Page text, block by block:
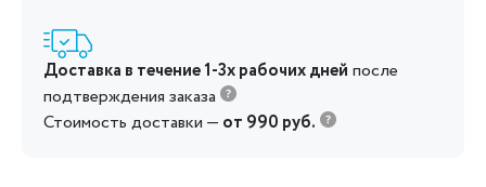
Доставка в течение 1-3х рабочих дней после
подтверждения заказа
Стоимость доставки — от 990 руб.